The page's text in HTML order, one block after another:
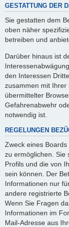
GESTATTUNG DER
Sie gestatten dem
oben näher
betreiben und
Darüber hinaus ist
den Interessen
zusammen mit Ihrer
übermittelter
Gefahrenabwehr
notwendig ist.
REGELUNGEN
Zweck eines
zu ermöglichen. Sie
Profils und die von
sein können. Der
Informationen nur
andere registrierte
Wenn Sie Fragen
Informationen im
Mail-Adresse aus